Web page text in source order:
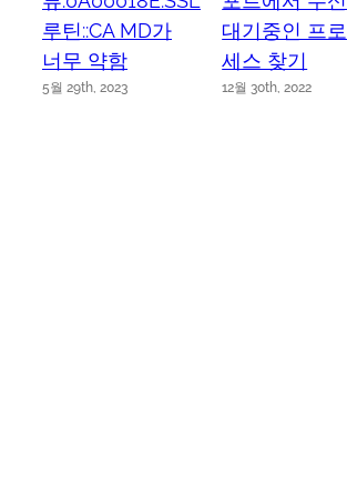
루틴::CA MD가
너무 약함
5월 29th, 2023
대기중인 프로
세스 찾기
12월 30th, 2022